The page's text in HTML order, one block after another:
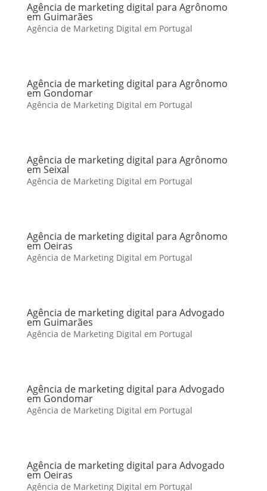
Agência de marketing digital para Agrônomo
em Guimarães
Agência de Marketing Digital em Portugal
Agência de marketing digital para Agrônomo
em Gondomar
Agência de Marketing Digital em Portugal
Agência de marketing digital para Agrônomo
em Seixal
Agência de Marketing Digital em Portugal
Agência de marketing digital para Agrônomo
em Oeiras
Agência de Marketing Digital em Portugal
Agência de marketing digital para Advogado
em Guimarães
Agência de Marketing Digital em Portugal
Agência de marketing digital para Advogado
em Gondomar
Agência de Marketing Digital em Portugal
Agência de marketing digital para Advogado
em Oeiras
Agência de Marketing Digital em Portugal